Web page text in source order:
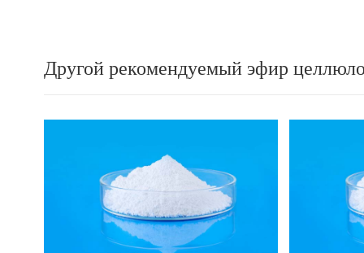
Другой рекомендуемый эфир